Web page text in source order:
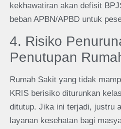
kekhawatiran akan defisit
beban APBN/APBD untuk
4. Risiko
Penutupan
Rumah Sakit yang tidak
KRIS berisiko diturunkan
ditutup. Jika ini terjadi, justru
layanan kesehatan bagi